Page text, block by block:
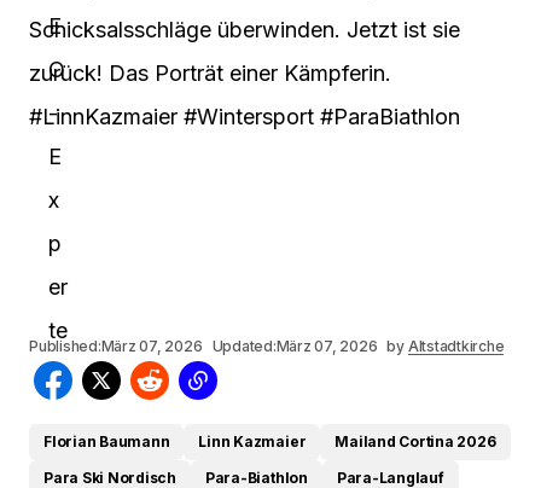
Schicksalsschläge überwinden. Jetzt ist sie
zurück! Das Porträt einer Kämpferin.
#LinnKazmaier #Wintersport #ParaBiathlon
Published:März 07, 2026 Updated:März 07, 2026 by Altstadtkirche
Florian Baumann Linn Kazmaier
Mailand Cortina 2026
Para Ski Nordisch
Para-Biathlon
Para-Langlauf